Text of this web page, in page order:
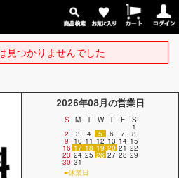
見つかりませんでした
2026年08月の営業日
S M T W T F S
1
2 3 4 5 6 7 8
9 10 11 12 13 14 15
16 17 18 19 20 21 22
23 24 25 26 27 28 29
30 31
■休業日